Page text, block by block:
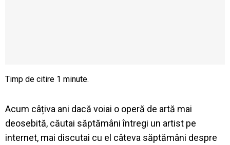
Acum câțiva ani dacă voiai o operă de artă mai
deosebită, căutai săptămâni întregi un artist pe
internet, mai discutai cu el câteva săptămâni despre